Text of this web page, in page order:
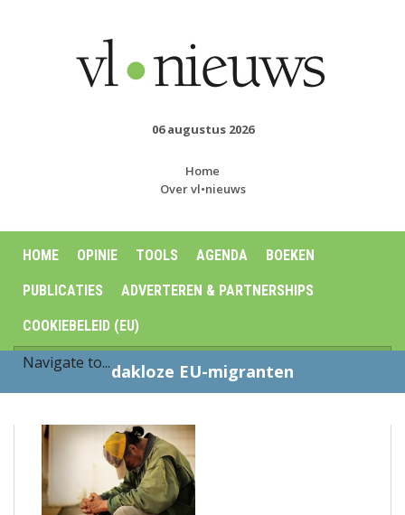
06 augustus 2026
Home
Over vl•nieuws
HOME OPINIE TOOLS AGENDA BOEKEN
PUBLICATIES ADVERTEREN & PARTNERSHIPS
COOKIEBELEID (EU)
dakloze EU-migranten